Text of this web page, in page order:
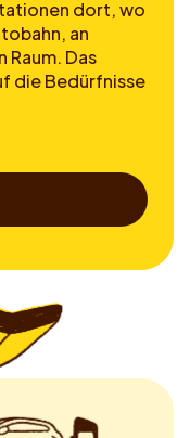
dort, wo
an
Raum. Das
die Bedürfnisse